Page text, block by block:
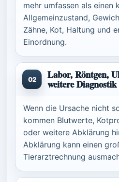
mehr umfassen als einen
Allgemeinzustand,
Zähne, Kot, Haltung und
Einordnung.
02 Labor, Röntgen,
weitere Diagnostik
Wenn die Ursache nicht
kommen Blutwerte,
oder weitere Abklärung
Abklärung kann einen
Tierarztrechnung